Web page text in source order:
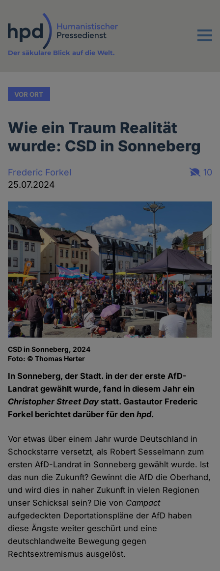
Inhalt
Menu
Der säkulare Blick auf die Welt.
VOR ORT
Wie ein Traum Realität
wurde: CSD in Sonneberg
Frederic Forkel
25.07.2024
10
CSD in Sonneberg, 2024
Foto: © Thomas Herter
In Sonneberg, der Stadt. in der der erste AfD-
Landrat gewählt wurde, fand in diesem Jahr ein
Christopher Street Day statt. Gastautor Frederic
Forkel berichtet darüber für denhpd.
Vor etwas über einem Jahr wurde Deutschland in
Schockstarre versetzt, als Robert Sesselmann zum
ersten AfD-Landrat in Sonneberg gewählt wurde. Ist
das nun die Zukunft? Gewinnt die AfD die Oberhand,
und wird dies in naher Zukunft in vielen Regionen
unser Schicksal sein? Die von Campact
aufgedeckten Deportationspläne der AfD haben
diese Ängste weiter geschürt und eine
deutschlandweite Bewegung gegen
Rechtsextremismus ausgelöst.